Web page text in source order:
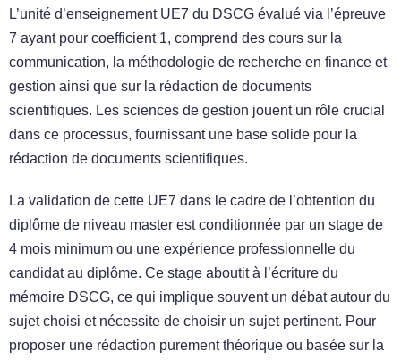
L’unité d’enseignement UE7 du DSCG évalué via l’épreuve
7 ayant pour coefficient 1, comprend des cours sur la
communication, la méthodologie de recherche en finance et
gestion ainsi que sur la rédaction de documents
scientifiques. Les sciences de gestion jouent un rôle crucial
dans ce processus, fournissant une base solide pour la
rédaction de documents scientifiques.
La validation de cette UE7 dans le cadre de l’obtention du
diplôme de niveau master est conditionnée par un stage de
4 mois minimum ou une expérience professionnelle du
candidat au diplôme. Ce stage aboutit à l’écriture du
mémoire DSCG, ce qui implique souvent un débat autour du
sujet choisi et nécessite de choisir un sujet pertinent. Pour
proposer une rédaction purement théorique ou basée sur la